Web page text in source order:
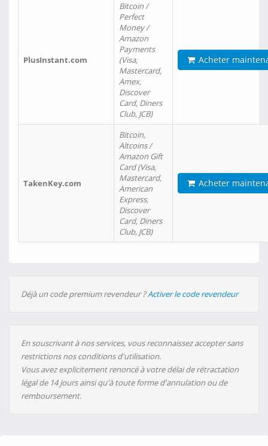
PlusInstant.com
Bitcoin /
Perfect
Money /
Amazon
Payments
(Visa,
Mastercard,
Amex,
Discover
Card, Diners
Club, JCB)
Acheter
TakenKey.com
Bitcoin,
Altcoins /
Amazon Gift
Card (Visa,
Mastercard,
American
Express,
Discover
Card, Diners
Club, JCB)
Acheter
Déjà un code premium revendeur ?Activer le code revendeur
En souscrivant à nos services, vous reconnaissez accepter sans
restrictions nos conditions d'utilisation.
Vous avez explicitement renoncé à votre délai de rétractation
légal de 14 jours ainsi qu'à toute forme d'annulation ou de
remboursement.